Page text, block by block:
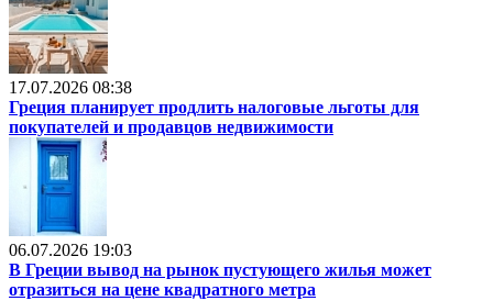
17.07.2026 08:38
Греция планирует продлить налоговые льготы для
покупателей и продавцов недвижимости
06.07.2026 19:03
В Греции вывод на рынок пустующего жилья может
отразиться на цене квадратного метра